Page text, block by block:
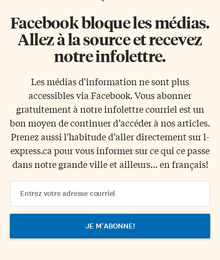
Facebook bloque les médias.
Allez à la source et recevez
notre infolettre.
Les médias d'information ne sont plus
accessibles via Facebook. Vous abonner
gratuitement à notre infolettre courriel est un
bon moyen de continuer d’accéder à nos articles.
Prenez aussi l'habitude d’aller directement sur l-
express.ca pour vous informer sur ce qui ce passe
dans notre grande ville et ailleurs... en français!
Address